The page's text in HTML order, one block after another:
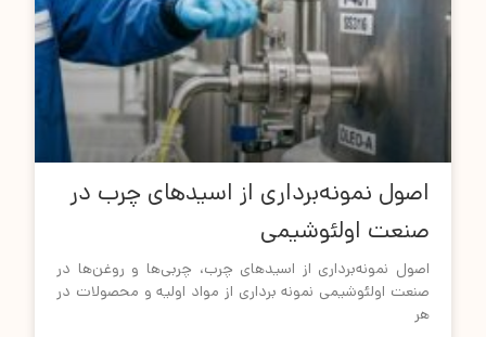
اصول نمونه‌برداری از اسیدهای چرب در
صنعت اولئوشیمی
اصول نمونه‌برداری از اسیدهای چرب، چربی‌ها و روغن‌ها در
صنعت اولئوشیمی نمونه ­برداری از مواد اولیه و محصولات در
هر